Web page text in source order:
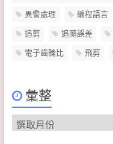
異警處理 編程語言
追剪 追隨誤差
電子齒輪比 飛剪
彙整
彙
整